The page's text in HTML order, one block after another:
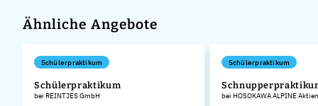
Ähnliche Angebote
Schülerpraktikum
Schülerpraktikum
bei REINTJES GmbH
Schülerpraktikum
bei HOSOKAWA ALPINE